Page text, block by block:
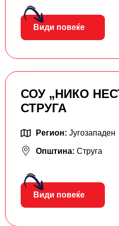
Види повеќе
СОУ „НИКО
СТРУГА
Регион: Југозападен
Општина: Струга
Види повеќе